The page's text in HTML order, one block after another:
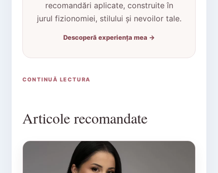
recomandări aplicate, construite în
jurul fizionomiei, stilului și nevoilor tale.
Descoperă experiența mea →
CONTINUĂ LECTURA
Articole recomandate